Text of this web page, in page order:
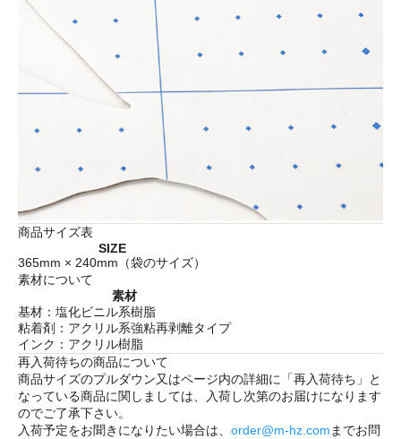
商品サイズ表
SIZE
365mm × 240mm（袋のサイズ）
素材について
素材
基材：塩化ビニル系樹脂
粘着剤：アクリル系強粘再剥離タイプ
インク：アクリル樹脂
再入荷待ちの商品について
商品サイズのプルダウン又はページ内の詳細に「再入荷待ち 」と
なっている商品に関しましては、入荷し次第のお届けになります
のでご了承下さい。
入荷予定をお聞きになりたい場合は、 order@m-hz.comまでお問